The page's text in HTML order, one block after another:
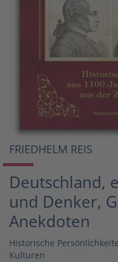
FRIEDHELM REIS
Deutschland,
und Denker,
Anekdoten
Historische
Kulturen